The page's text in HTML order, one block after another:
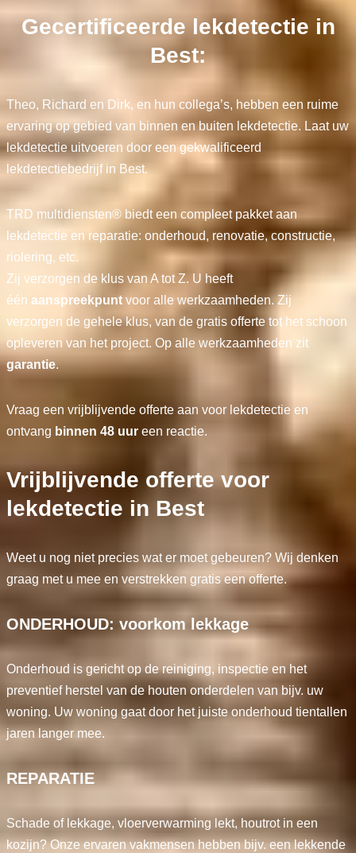
Gecertificeerde lekdetectie in
Best:
Theo, Richard en Dirk, en hun collega’s, hebben een ruime
ervaring op gebied van binnen en buiten lekdetectie. Laat uw
lekdetectie uitvoeren door een gekwalificeerd
lekdetectiebedrijf in Best.
TRD multidiensten® biedt een compleet pakket aan
lekdetectie en reparatie: onderhoud, renovatie, constructie,
riolering, etc.
Zij verzorgen de klus van A tot Z. U heeft
één aanspreekpuntvoor alle werkzaamheden. Zij
verzorgen de gehele klus, van de gratis offerte tot het schoon
opleveren van het project. Op alle werkzaamheden zit
garantie.
Vraag een vrijblijvende offerte aan voor lekdetectie en
ontvang binnen 48 uureen reactie.
Vrijblijvende offerte voor
lekdetectie in Best
Weet u nog niet precies wat er moet gebeuren? Wij denken
graag met u mee en verstrekken gratis een offerte.
ONDERHOUD: voorkom lekkage
Onderhoud is gericht op de reiniging, inspectie en het
preventief herstel van de houten onderdelen van bijv. uw
woning. Uw woning gaat door het juiste onderhoud tientallen
jaren langer mee.
REPARATIE
Schade of lekkage, vloerverwarming lekt, houtrot in een
kozijn? Onze ervaren vakmensen hebben bijv. een lekkende